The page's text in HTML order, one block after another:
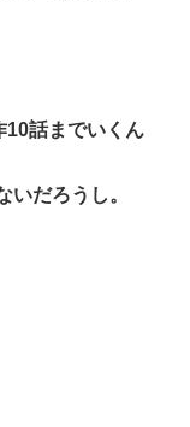
10話までいくん
いだろうし。